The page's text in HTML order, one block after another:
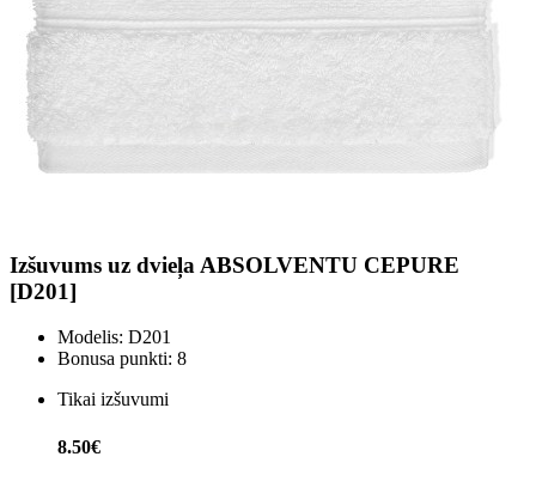
Izšuvums uz dvieļa ABSOLVENTU CEPURE
[D201]
Modelis: D201
Bonusa punkti: 8
Tikai izšuvumi
8.50€